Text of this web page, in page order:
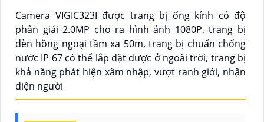
Camera VIGIC323I được trang bị ống kính có độ
phân giải 2.0MP cho ra hình ảnh 1080P, trang bị
đèn hồng ngoại tầm xa 50m, trang bị chuẩn chống
nước IP 67 có thể lắp đặt được ở ngoài trời, trang bị
khả năng phát hiện xâm nhập, vượt ranh giới, nhận
diện người